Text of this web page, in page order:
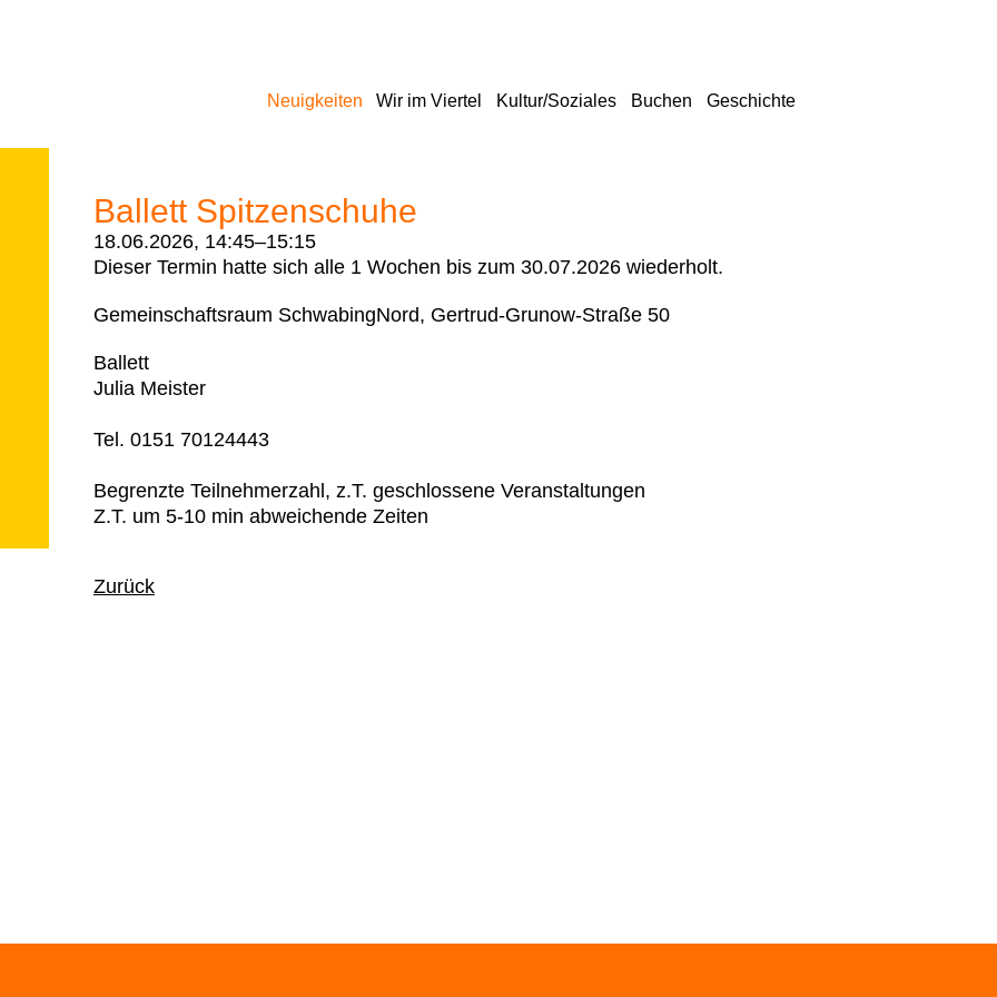
Neuigkeiten Wir im Viertel Kultur/Soziales Buchen Geschichte
Ballett Spitzenschuhe
18.06.2026, 14:45–15:15
Dieser Termin hatte sich alle 1 Wochen bis zum 30.07.2026 wiederholt.
Gemeinschaftsraum SchwabingNord, Gertrud-Grunow-Straße 50
Ballett
Julia Meister
Tel. 0151 70124443
Begrenzte Teilnehmerzahl, z.T. geschlossene Veranstaltungen
Z.T. um 5-10 min abweichende Zeiten
Zurück